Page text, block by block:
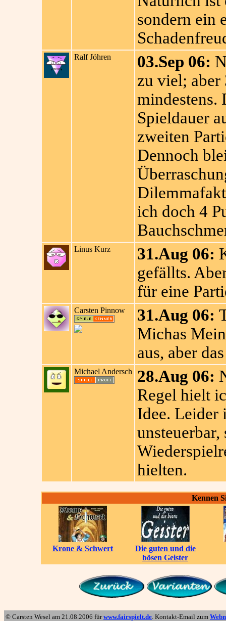
sondern ein
Ralf Jöhren 03.Sep 06:
zu viel; aber
mindestens.
Spieldauer
zweiten
Dennoch
ich doch 4
Linus Kurz 31.Aug 06:
gefällts.
für eine
Carsten Pinnow 31.Aug 06:
Michas
aus, aber
Michael Andersch 28.Aug 06:
Regel hielt
Idee. Leider
unsteuerbar,
hielten.
Kennen
Krone & Schwert
Die guten und die
bösen Geister
© Carsten Wesel am 21.08.2006 fürwww.fairspielt.de. Kontakt-Email zum